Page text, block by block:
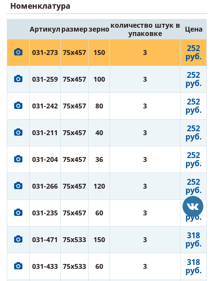
Номенклатура
Артикул размерзерно количество штук в
упаковке
Цена
031-273 75x457 150 3 252
руб.
031-259 75x457 100 3 252
руб.
031-242 75x457 80 3 252
руб.
031-211 75x457 40 3 252
руб.
031-204 75x457 36 3 252
руб.
031-266 75x457 120 3 252
руб.
031-235 75x457 60 3 252
руб.
031-471 75x533 150 3 318
руб.
031-433 75x533 60 3 318
руб.